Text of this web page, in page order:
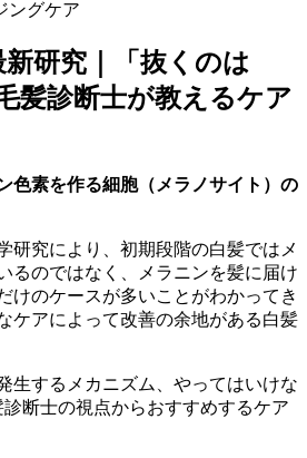
ングケア
研究｜「抜くのは
髪診断士が教えるケア
色素を作る細胞（メラノサイト）の
研究により、初期段階の白髪ではメ
るのではなく、メラニンを髪に届け
けのケースが多いことがわかってき
ケアによって改善の余地がある白髪
生するメカニズム、やってはいけな
断士の視点からおすすめするケア